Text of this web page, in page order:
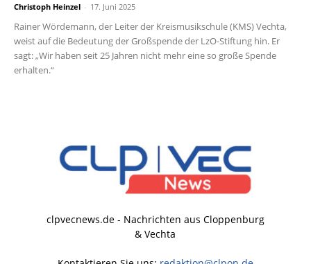
Christoph Heinzel - 17. Juni 2025
Rainer Wördemann, der Leiter der Kreismusikschule (KMS) Vechta,
weist auf die Bedeutung der Großspende der LzO-Stiftung hin. Er
sagt: „Wir haben seit 25 Jahren nicht mehr eine so große Spende
erhalten.“
clpvecnews.de - Nachrichten aus Cloppenburg
& Vechta